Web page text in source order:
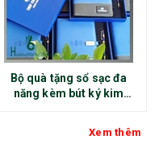
Bộ quà tặng sổ sạc đa
năng kèm bút ký kim
Xem thêm